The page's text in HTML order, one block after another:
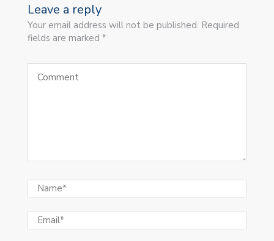
Leave a reply
Your email address will not be published. Required
fields are marked *